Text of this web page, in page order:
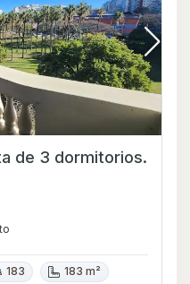
de 3 dormitorios.
183
183 m²